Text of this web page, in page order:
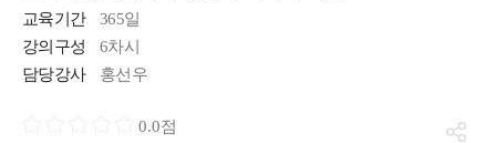
교육기간
365일
강의구성
6차시
담당강사
홍선우
0.0점